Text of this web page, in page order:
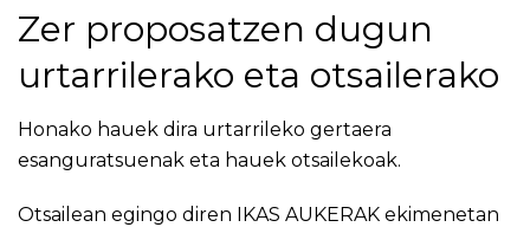
Zer proposatzen dugun
urtarrilerako eta otsailerako
Honako hauek dira urtarrileko gertaera
esanguratsuenak eta hauek otsailekoak.
Otsailean egingo diren IKAS AUKERAK ekimenetan